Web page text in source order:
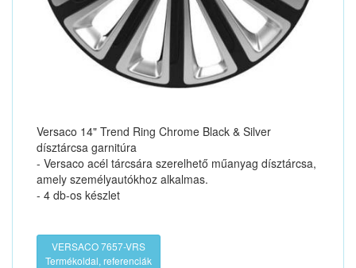
Versaco 14" Trend Ring Chrome Black & Silver
dísztárcsa garnitúra
- Versaco acél tárcsára szerelhető műanyag dísztárcsa,
amely személyautókhoz alkalmas.
- 4 db-os készlet
VERSACO 7657-VRS
Termékoldal, referenciák